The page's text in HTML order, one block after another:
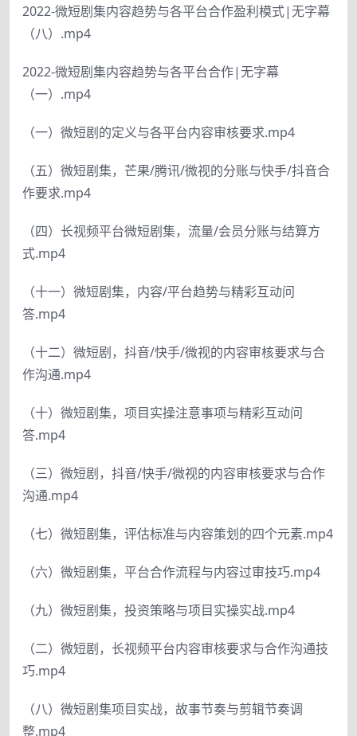
2022-微短剧集内容趋势与各平台合作盈利模式|无字幕
（八）.mp4
2022-微短剧集内容趋势与各平台合作|无字幕
（一）.mp4
（一）微短剧的定义与各平台内容审核要求.mp4
（五）微短剧集，芒果/腾讯/微视的分账与快手/抖音合
作要求.mp4
（四）长视频平台微短剧集，流量/会员分账与结算方
式.mp4
（十一）微短剧集，内容/平台趋势与精彩互动问
答.mp4
（十二）微短剧，抖音/快手/微视的内容审核要求与合
作沟通.mp4
（十）微短剧集，项目实操注意事项与精彩互动问
答.mp4
（三）微短剧，抖音/快手/微视的内容审核要求与合作
沟通.mp4
（七）微短剧集，评估标准与内容策划的四个元素.mp4
（六）微短剧集，平台合作流程与内容过审技巧.mp4
（九）微短剧集，投资策略与项目实操实战.mp4
（二）微短剧，长视频平台内容审核要求与合作沟通技
巧.mp4
（八）微短剧集项目实战，故事节奏与剪辑节奏调
整.mp4